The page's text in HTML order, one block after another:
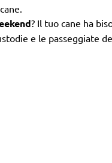
? Il tuo cane ha
e le passeggiate